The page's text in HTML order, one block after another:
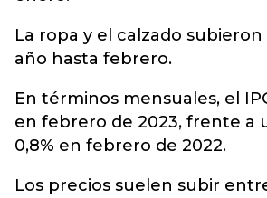
La ropa y el calzado subieron
año hasta febrero.
En términos mensuales, el
en febrero de 2023, frente a
0,8% en febrero de 2022.
Los precios suelen subir